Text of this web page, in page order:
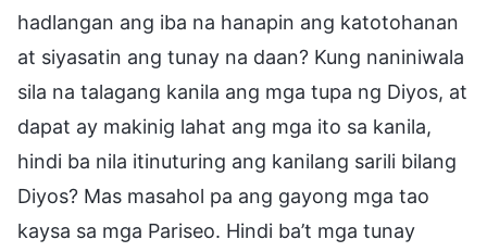
hadlangan ang iba na hanapin ang katotohanan
at siyasatin ang tunay na daan? Kung naniniwala
sila na talagang kanila ang mga tupa ng Diyos, at
dapat ay makinig lahat ang mga ito sa kanila,
hindi ba nila itinuturing ang kanilang sarili bilang
Diyos? Mas masahol pa ang gayong mga tao
kaysa sa mga Pariseo. Hindi ba’t mga tunay